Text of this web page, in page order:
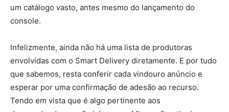
um catálogo vasto, antes mesmo do lançamento do
console.
Infelizmente, ainda não há uma lista de produtoras
envolvidas com o Smart Delivery diretamente. E por tudo
que sabemos, resta conferir cada vindouro anúncio e
esperar por uma confirmação de adesão ao recurso.
Tendo em vista que é algo pertinente aos